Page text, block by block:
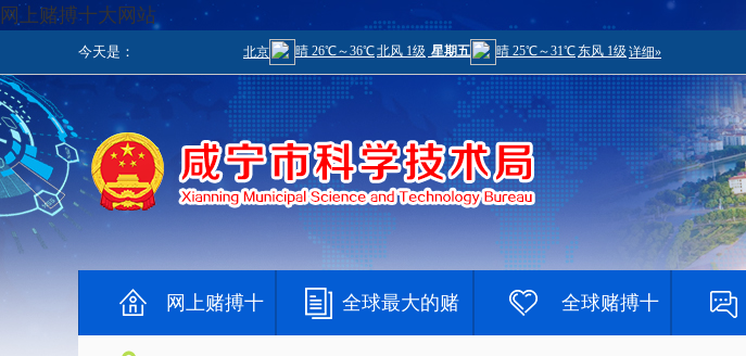
网上赌搏十大网站
今天是：
网上赌搏十 全球最大的赌 全球赌搏十